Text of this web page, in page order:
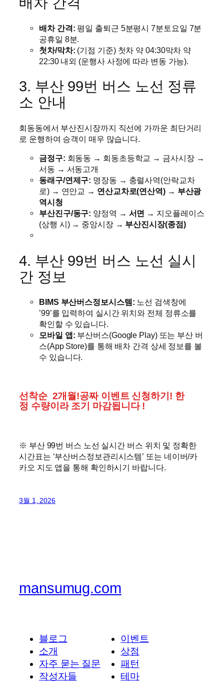
배차 간격: 평일 출퇴근 5분평시 7분토요일 7분
공휴일 8분.
첫차/막차: (기점 기준) 첫차 약 04:30막차 약
22:30 내외 (운행사 사정에 따라 변동 가능).
3. 부산 99번 버스 노선 정류
소 안내
회동동에서 부산진시장까지 직선에 가까운 최단거리
로 운행하여 승객이 매우 많습니다.
금정구: 회동동 → 회동초등학교 → 금사시장 →
서동 → 서동고개
동래구/연제구: 명장동 → 충렬사역(안락교차
로) → 연안교 → 연산교차로(연산역)→ 부산광
역시청
부산진구/동구: 양정역 → 서면 → 지오플레이스
(상행 시) → 중앙시장 → 부산진시장(종점)
4. 부산 99번 버스 노선 실시
간 정보
BIMS 부산버스정보시스템: 노선 검색창에
’99’를 입력하여 실시간 위치와 전체 정류소를
확인할 수 있습니다.
모바일 앱: 부산버스(Google Play) 또는 부산 버
스(App Store)를 통해 배차 간격 상세 정보를 볼
수 있습니다.
선착순 2개월!공짜 이벤트 신청하기! 한
정 수량이라 조기 마감됩니다 !
※ 부산 99번 버스 노선 실시간 버스 위치 및 정확한
시간표는 ‘부산버스정보관리시스템’ 또는 네이버/카
카오 지도 앱을 통해 확인하시기 바랍니다.
3월 1, 2026
mansumug.com
블로그
소개
자주 묻는 질문
작성자들
이벤트
상점
패턴
테마